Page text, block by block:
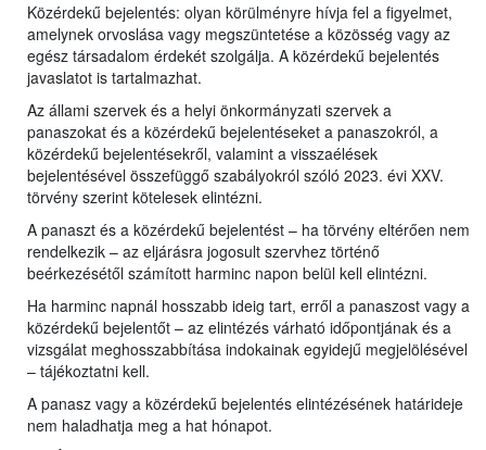
Közérdekű bejelentés: olyan körülményre hívja fel a figyelmet,
amelynek orvoslása vagy megszüntetése a közösség vagy az
egész társadalom érdekét szolgálja. A közérdekű bejelentés
javaslatot is tartalmazhat.
Az állami szervek és a helyi önkormányzati szervek a
panaszokat és a közérdekű bejelentéseket a panaszokról, a
közérdekű bejelentésekről, valamint a visszaélések
bejelentésével összefüggő szabályokról szóló 2023. évi XXV.
törvény szerint kötelesek elintézni.
A panaszt és a közérdekű bejelentést – ha törvény eltérően nem
rendelkezik – az eljárásra jogosult szervhez történő
beérkezésétől számított harminc napon belül kell elintézni.
Ha harminc napnál hosszabb ideig tart, erről a panaszost vagy a
közérdekű bejelentőt – az elintézés várható időpontjának és a
vizsgálat meghosszabbítása indokainak egyidejű megjelölésével
– tájékoztatni kell.
A panasz vagy a közérdekű bejelentés elintézésének határideje
nem haladhatja meg a hat hónapot.